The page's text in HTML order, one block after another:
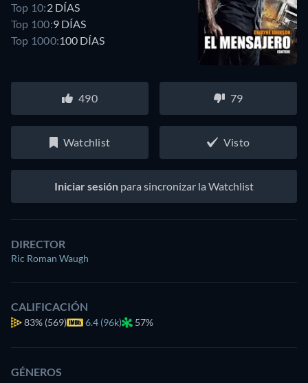
Top 10:2 DÍAS
Top 100:9 DÍAS
Top 1000:100 DÍAS
490 79
Watchlist Visto
Iniciar sesión para sincronizar la Watchlist
DIRECTOR
Ric Roman Waugh
CALIFICACIÓN
83% (569) 6.4 (96k) 57%
GÉNEROS